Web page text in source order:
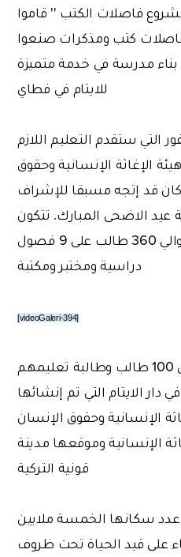
فاصلات الكتب '' قاموا
كتب ومذكرات صنعوا
مدرسة في خدمة متميزة
للايتام في فطاي
التي ستقدم التعليم اللازم
الإغاثة الإنسانية وحقوق
كان قد إتجه مسبقا للإشراف
عيد الاضحى المبارك. تتكون
المدرسة التي تتسع لحوالي 360 طالب على 9 فصول
دراسية ومختبر ومكتبة
[videoGaleri-394]
في المرحلة الاولى سيتلقى 100 طالب وطالبة تعليمهم
دار الايتام التي تم إنشائها
الإنسانية وحقوق الإنسان
الإنسانية وموقعها مدينة
قونية التركية
عدد سكانها الخمسة ملايين
على قيد الحياة تحت ظروف